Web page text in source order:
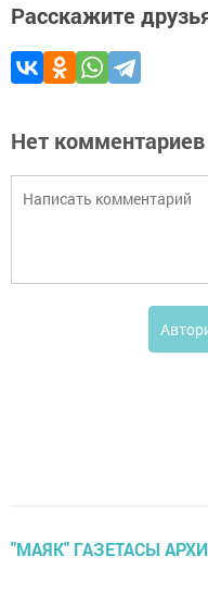
Расскажите
Нет комментариев
"МАЯК" ГАЗЕТАСЫ